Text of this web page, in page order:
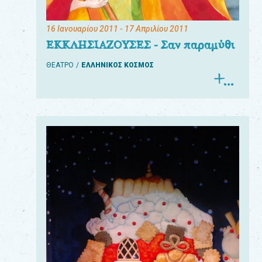
16 Ιανουαρίου 2011 - 17 Απριλίου 2011
ΕΚΚΛΗΣΙΑΖΟΥΣΕΣ - Σαν παραμύθι
ΘΕΑΤΡΟ ΕΛΛΗΝΙΚΟΣ ΚΟΣΜΟΣ